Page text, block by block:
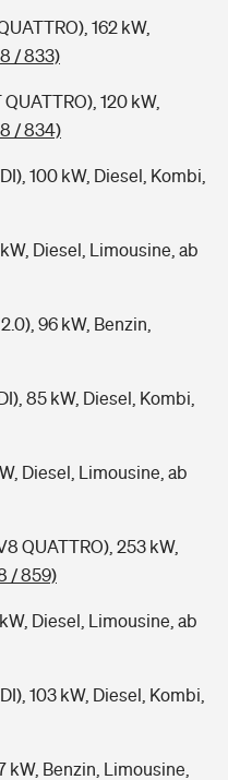
162 kW,
/ 833)
120 kW,
/ 834)
100 kW, Diesel, Kombi,
Diesel, Limousine, ab
96 kW, Benzin,
85 kW, Diesel, Kombi,
Diesel, Limousine, ab
QUATTRO), 253 kW,
/ 859)
Diesel, Limousine, ab
103 kW, Diesel, Kombi,
kW, Benzin, Limousine,